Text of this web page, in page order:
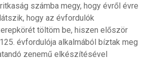
számba megy, hogy évről évre
hogy az évfordulók
töltöm be, hiszen először
évfordulója alkalmából bíztak meg
zenemű elkészítésével